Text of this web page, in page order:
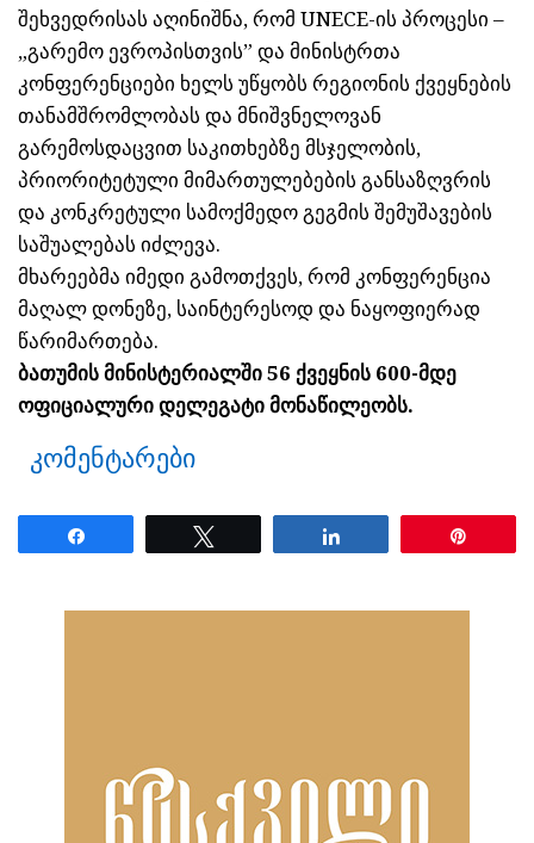
შეხვედრისას აღინიშნა, რომ UNECE-ის პროცესი –
„გარემო ევროპისთვის” და მინისტრთა
კონფერენციები ხელს უწყობს რეგიონის ქვეყნების
თანამშრომლობას და მნიშვნელოვან
გარემოსდაცვით საკითხებზე მსჯელობის,
პრიორიტეტული მიმართულებების განსაზღვრის
და კონკრეტული სამოქმედო გეგმის შემუშავების
საშუალებას იძლევა.
მხარეებმა იმედი გამოთქვეს, რომ კონფერენცია
მაღალ დონეზე, საინტერესოდ და ნაყოფიერად
წარიმართება.
ბათუმის მინისტერიალში 56 ქვეყნის 600-მდე
ოფიციალური დელეგატი მონაწილეობს.
კომენტარები